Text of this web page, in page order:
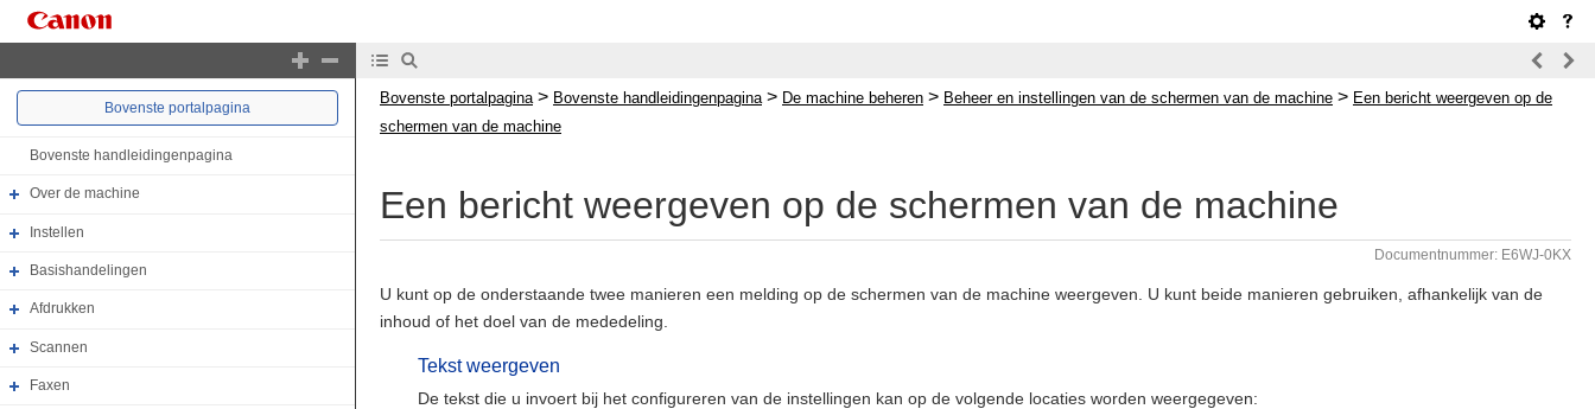
Bovenste portalpagina
Bovenste handleidingenpagina
Over de machine
Instellen
Basishandelingen
Afdrukken
Scannen
Faxen
Bovenste portalpagina > Bovenste handleidingenpagina > De machine beheren > Beheer en instellingen van de schermen van de machine > Een bericht weergeven op de
schermen van de machine
Een bericht weergeven op de schermen van de machine
Documentnummer: E6WJ-0KX
U kunt op de onderstaande twee manieren een melding op de schermen van de machine weergeven. U kunt beide manieren gebruiken, afhankelijk van de
inhoud of het doel van de mededeling.
Tekst weergeven
De tekst die u invoert bij het configureren van de instellingen kan op de volgende locaties worden weergegeven: